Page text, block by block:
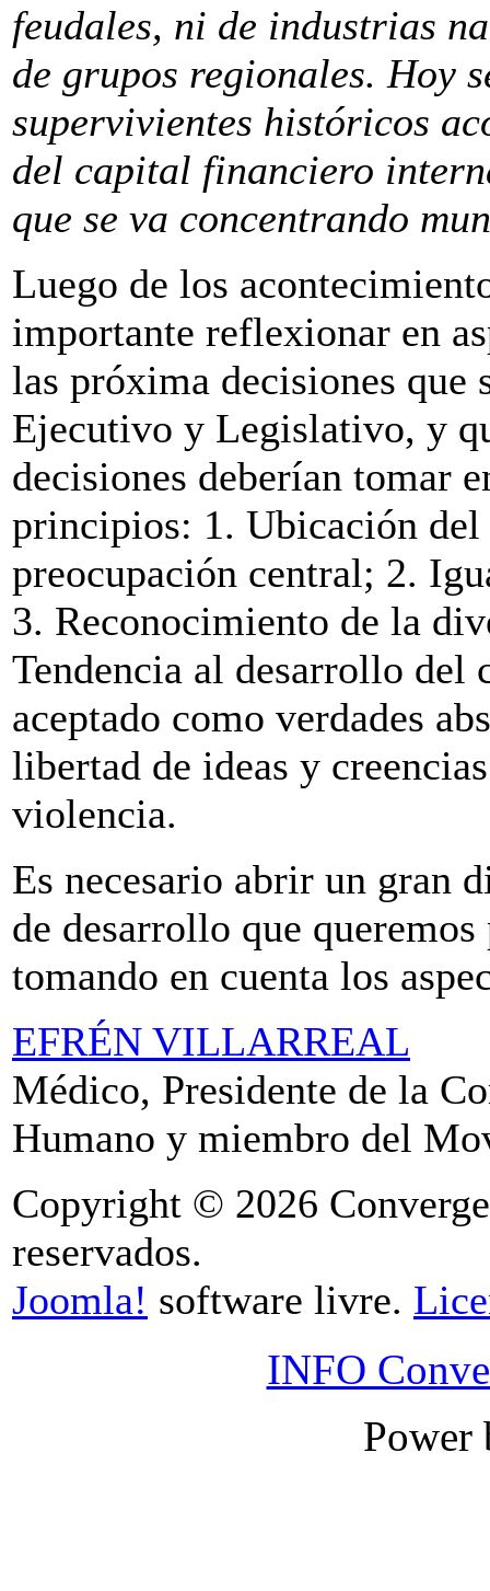
feudales, ni de industrias
de grupos regionales. Hoy
supervivientes históricos
del capital financiero
que se va concentrando
Luego de los
importante reflexionar en
las próxima decisiones que
Ejecutivo y Legislativo, y
decisiones deberían tomar
principios: 1. Ubicación
preocupación central; 2.
3. Reconocimiento de la
Tendencia al desarrollo del
aceptado como verdades
libertad de ideas y
violencia.
Es necesario abrir un gran
de desarrollo que
tomando en cuenta los
EFRÉN VILLARREAL
Médico, Presidente de la
Humano y miembro del
Copyright © 2026
reservados.
Joomla! software livre.
INFO